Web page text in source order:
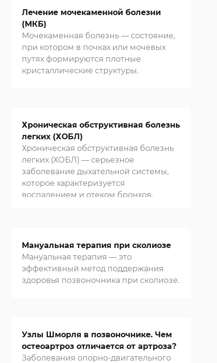
восстановление.
Лечение мочекаменной болезни
(МКБ)
Мочекаменная болезнь — состояние,
при котором в почках или мочевых
путях формируются плотные
кристаллические структуры.
Хроническая обструктивная болезнь
легких (ХОБЛ)
Хроническая обструктивная болезнь
легких (ХОБЛ) — серьезное
заболевание дыхательной системы,
которое характеризуется
воспалением и отеком бронхов.
Мануальная терапия при сколиозе
Мануальная терапия — это
эффективный метод поддержания
здоровья позвоночника при сколиозе.
Узлы Шморля в позвоночнике. Чем
остеоартроз отличается от артроза?
Заболевания опорно-двигательного